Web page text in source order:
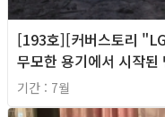
[193호][커버스토리
무모한 용기에서 시작된
기간 : 7월